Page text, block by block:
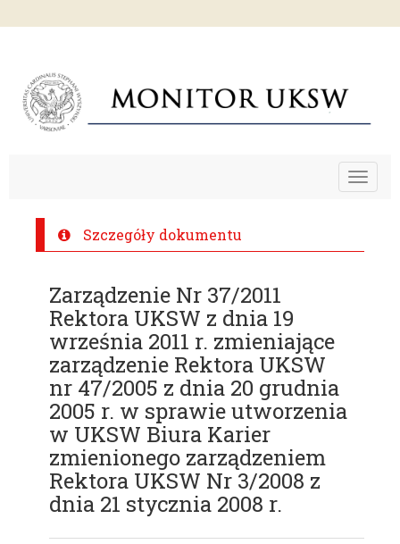
Toggle
Szczegóły dokumentu
Zarządzenie Nr 37/2011
Rektora UKSW z dnia 19
września 2011 r. zmieniające
zarządzenie Rektora UKSW
nr 47/2005 z dnia 20 grudnia
2005 r. w sprawie utworzenia
w UKSW Biura Karier
zmienionego zarządzeniem
Rektora UKSW Nr 3/2008 z
dnia 21 stycznia 2008 r.